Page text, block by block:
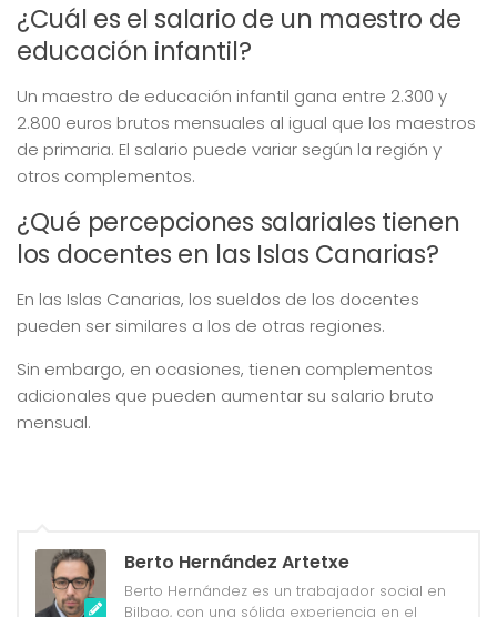
¿Cuál es el salario de un maestro de
educación infantil?
Un maestro de educación infantil gana entre 2.300 y
2.800 euros brutos mensuales al igual que los maestros
de primaria. El salario puede variar según la región y
otros complementos.
¿Qué percepciones salariales tienen
los docentes en las Islas Canarias?
En las Islas Canarias, los sueldos de los docentes
pueden ser similares a los de otras regiones.
Sin embargo, en ocasiones, tienen complementos
adicionales que pueden aumentar su salario bruto
mensual.
Berto Hernández Artetxe
Berto Hernández es un trabajador social en
Bilbao, con una sólida experiencia en el